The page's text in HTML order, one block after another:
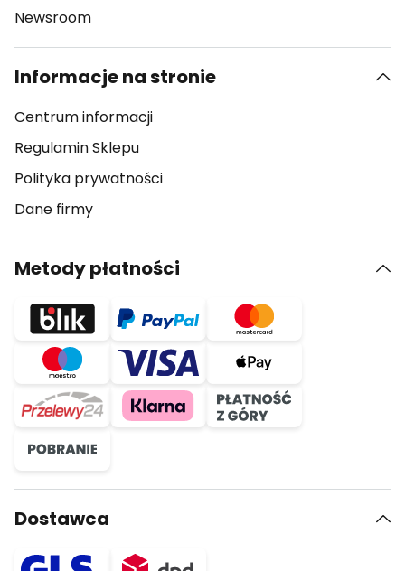
Newsroom
Informacje na stronie
Centrum informacji
Regulamin Sklepu
Polityka prywatności
Dane firmy
Metody płatności
Dostawca